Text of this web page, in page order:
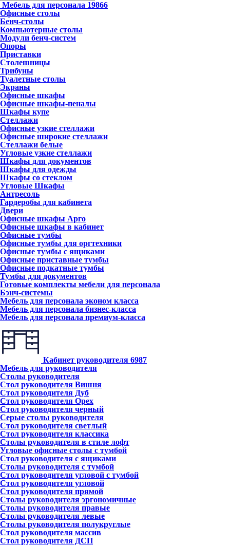
Мебель для персонала 19866
Офисные столы
Бенч-столы
Компьютерные столы
Модули бенч-систем
Опоры
Приставки
Столешницы
Трибуны
Туалетные столы
Экраны
Офисные шкафы
Офисные шкафы-пеналы
Шкафы купе
Стеллажи
Офисные узкие стеллажи
Офисные широкие стеллажи
Стеллажи белые
Угловые узкие стеллажи
Шкафы для документов
Шкафы для одежды
Шкафы со стеклом
Угловые Шкафы
Антресоль
Гардеробы для кабинета
Двери
Офисные шкафы Арго
Офисные шкафы в кабинет
Офисные тумбы
Офисные тумбы для оргтехники
Офисные тумбы с ящиками
Офисные приставные тумбы
Офисные подкатные тумбы
Тумбы для документов
Готовые комплекты мебели для персонала
Бэнч-системы
Мебель для персонала эконом класса
Мебель для персонала бизнес-класса
Мебель для персонала премиум-класса
Кабинет руководителя 6987
Мебель для руководителя
Столы руководителя
Стол руководителя Вишня
Стол руководителя Дуб
Стол руководителя Орех
Стол руководителя черный
Серые столы руководителя
Стол руководителя светлый
Стол руководителя классика
Столы руководителя в стиле лофт
Угловые офисные столы с тумбой
Стол руководителя с ящиками
Столы руководителя с тумбой
Стол руководителя угловой с тумбой
Стол руководителя угловой
Стол руководителя прямой
Столы руководителя эргономичные
Столы руководителя правые
Столы руководителя левые
Столы руководителя полукруглые
Стол руководителя массив
Стол руководителя ДСП